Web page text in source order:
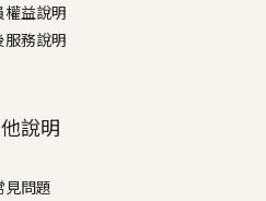
權益說明
服務說明
說明
見問題